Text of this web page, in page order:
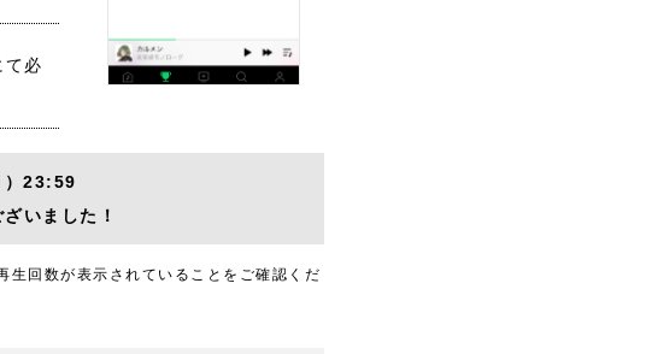
て必
）23:59
いました！
回数が表示されていることをご確認くだ